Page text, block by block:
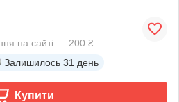
на сайті — 200 ₴
Залишилось 31 день
Купити